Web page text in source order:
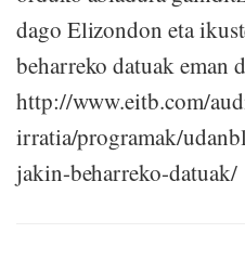
dago Elizondon eta
beharreko datuak eman
http://www.eitb.com/
irratia/programak/
jakin-beharreko-datuak/